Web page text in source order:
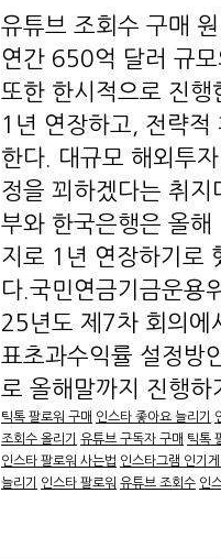
유튜브 조회수 구매
연간 650억 달러 규
또한 한시적으로 진
1년 연장하고, 전략적
한다. 대규모 해외투
정을 꾀하겠다는 취지
부와 한국은행은 올
지로 1년 연장하기로
다.국민연금기금운용
25년도 제7차 회의에
표초과수익률 설정방
로 올해말까지 진행하
틱톡 팔로워 구매 인스타 좋아요 늘리기
조회수 올리기
유튜브 구독자 구매 틱톡
인스타 팔로워 사는법 인스타그램 인기
늘리기
인스타 팔로워 유튜브 조회수 인